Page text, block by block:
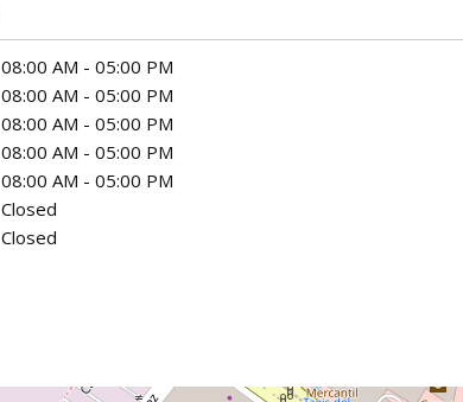
08:00 AM - 05:00 PM
08:00 AM - 05:00 PM
08:00 AM - 05:00 PM
08:00 AM - 05:00 PM
08:00 AM - 05:00 PM
Closed
Closed